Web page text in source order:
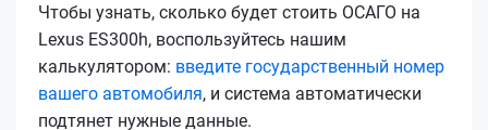
Чтобы узнать, сколько будет стоить ОСАГО на
Lexus ES300h, воспользуйтесь нашим
калькулятором: введите государственный номер
вашего автомобиля, и система автоматически
подтянет нужные данные.